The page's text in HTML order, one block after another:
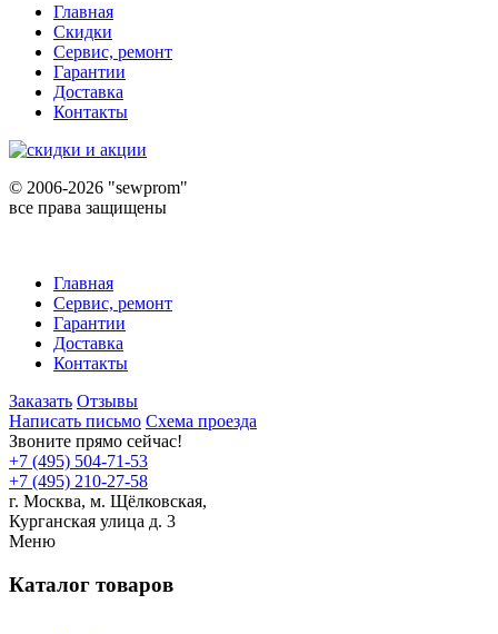
Главная
Скидки
Сервис, ремонт
Гарантии
Доставка
Контакты
© 2006-2026 "sewprom"
все права защищены
Главная
Сервис, ремонт
Гарантии
Доставка
Контакты
Заказать Отзывы
Написать письмо Схема проезда
Звоните прямо сейчас!
+7 (495) 504-71-53
+7 (495) 210-27-58
г. Москва, м. Щёлковская,
Курганская улица д. 3
Меню
Каталог товаров